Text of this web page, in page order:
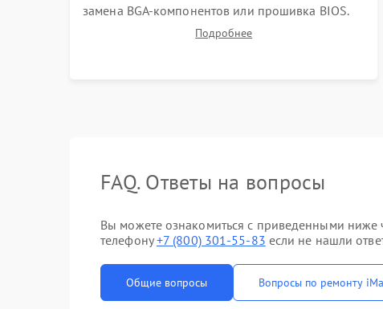
замена BGA-компонентов или прошивка BIOS.
Ремонт подсветки матрицы, замена
Подробнее
FAQ. Ответы на вопросы
Вы можете ознакомиться с приведенными ниже
телефону+7 (800) 301-55-83 если не нашли
Общие вопросы Вопросы по ремонту